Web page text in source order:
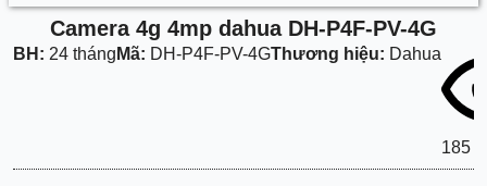
Camera 4g 4mp dahua DH-P4F-PV-4G
BH: 24 tháng Mã: DH-P4F-PV-4GThương hiệu: Dahua
185